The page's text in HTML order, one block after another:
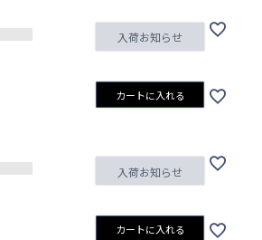
入荷お知らせ
カートに入れる
入荷お知らせ
カートに入れる